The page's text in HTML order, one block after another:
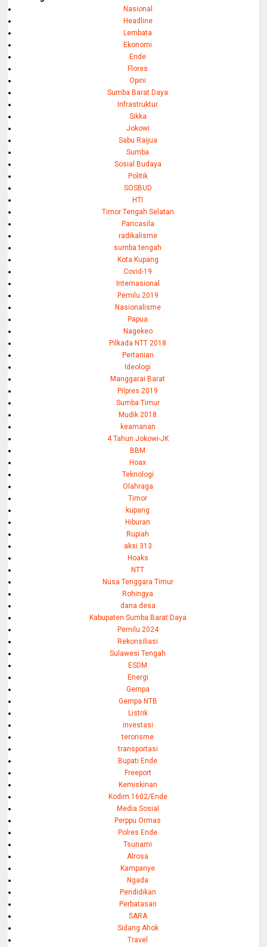
Nasional
Headline
Lembata
Ekonomi
Ende
Flores
Opini
Sumba Barat Daya
Infrastruktur
Sikka
Jokowi
Sabu Raijua
Sumba
Sosial Budaya
Politik
SOSBUD
HTI
Timor Tengah Selatan
Pancasila
radikalisme
sumba tengah
Kota Kupang
Covid-19
Internasional
Pemilu 2019
Nasionalisme
Papua
Nagekeo
Pilkada NTT 2018
Pertanian
Ideologi
Manggarai Barat
Pilpres 2019
Sumba Timur
Mudik 2018
keamanan
4 Tahun Jokowi-JK
BBM
Hoax
Teknologi
Olahraga
Timor
kupang
Hiburan
Rupiah
aksi 313
Hoaks
NTT
Nusa Tenggara Timur
Rohingya
dana desa
Kabupaten Sumba Barat Daya
Pemilu 2024
Rekonsiliasi
Sulawesi Tengah
ESDM
Energi
Gempa
Gempa NTB
Listrik
investasi
terorisme
transportasi
Bupati Ende
Freeport
Kemiskinan
Kodim 1602/Ende
Media Sosial
Perppu Ormas
Polres Ende
Tsunami
Alrosa
Kampanye
Ngada
Pendidikan
Perbatasan
SARA
Sidang Ahok
Travel